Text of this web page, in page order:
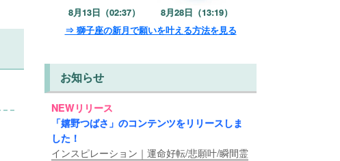
8月13日（02:37）
8月28日（13:19）
⇒ 獅子座の新月で願いを叶える方法を見る
お知らせ
NEWリリース
「嬉野つばさ」のコンテンツをリリースしま
した！
インスピレーション｜運命好転/悲願叶/瞬間霊